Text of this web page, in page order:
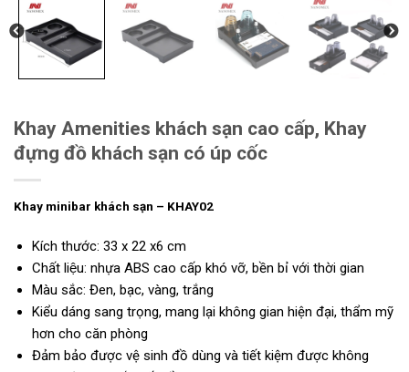
Khay Amenities khách sạn cao cấp, Khay
đựng đồ khách sạn có úp cốc
Khay minibar khách sạn – KHAY02
Kích thước: 33 x 22 x6 cm
Chất liệu: nhựa ABS cao cấp khó vỡ, bền bỉ với thời gian
Màu sắc: Đen, bạc, vàng, trắng
Kiểu dáng sang trọng, mang lại không gian hiện đại, thẩm mỹ
hơn cho căn phòng
Đảm bảo được vệ sinh đồ dùng và tiết kiệm được không